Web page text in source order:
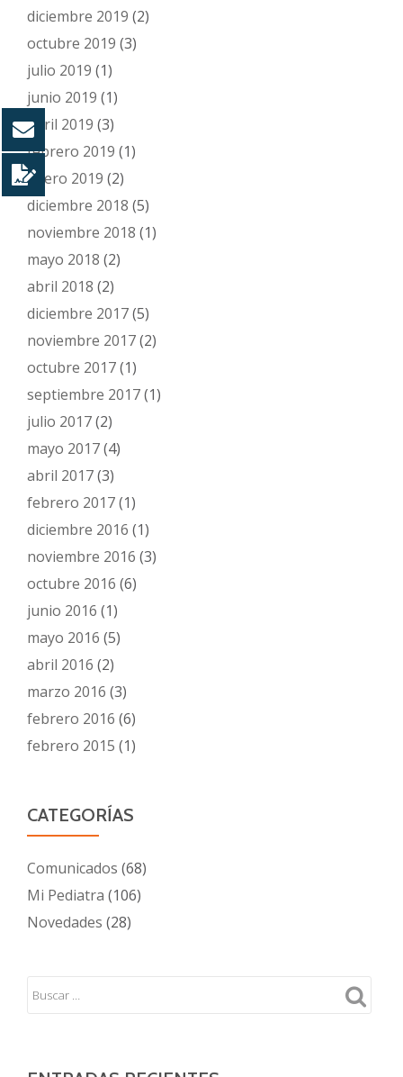
diciembre 2019 (2)
octubre 2019 (3)
julio 2019 (1)
junio 2019 (1)
abril 2019 (3)
febrero 2019 (1)
enero 2019 (2)
diciembre 2018 (5)
noviembre 2018 (1)
mayo 2018 (2)
abril 2018 (2)
diciembre 2017(5)
noviembre 2017(2)
octubre 2017(1)
septiembre 2017(1)
julio 2017(2)
mayo 2017(4)
abril 2017(3)
febrero 2017(1)
diciembre 2016 (1)
noviembre 2016 (3)
octubre 2016 (6)
junio 2016 (1)
mayo 2016 (5)
abril 2016 (2)
marzo 2016 (3)
febrero 2016 (6)
febrero 2015 (1)
CATEGORÍAS
Comunicados (68)
Mi Pediatra (106)
Novedades (28)